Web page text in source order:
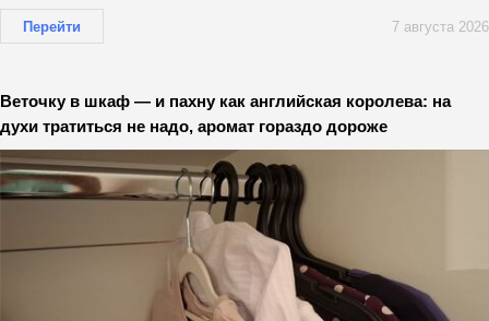
Перейти 7 августа 2026
Веточку в шкаф — и пахну как английская королева: на
духи тратиться не надо, аромат гораздо дороже